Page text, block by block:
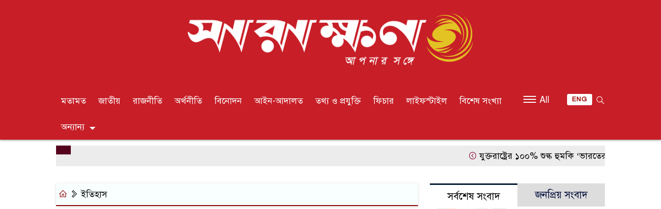
মতামত জাতীয় রাজনীতি অর্থনীতি বিনোদন আইন-আদালত তথ্য ও প্রযুক্তি ফিচার লাইফস্টাইল বিশেষ সংখ্যা
অন্যান্য
All ENG
যুক্তরাষ্ট্রের ১০০% শুল্ক হুমকি ‘ভারতের বিরুদ্ধে বৈরী
ইতিহাস সর্বশেষ সংবাদ জনপ্রিয় সংবাদ